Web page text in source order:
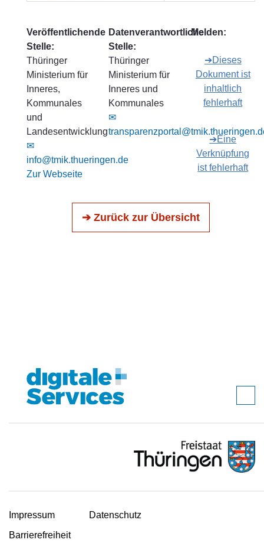
Veröffentlichende
Stelle:
Thüringer
Ministerium für
Inneres,
Kommunales
und
Landesentwicklung
✉
info@tmik.thueringen.de
Zur Webseite
Datenverantwortliche
Stelle:
Thüringer
Ministerium für
Inneres und
Kommunales
✉
Melden:
➔Dieses
Dokument ist
inhaltlich
fehlerhaft
➔Eine
Verknüpfung
ist fehlerhaft
➔ Zurück zur Übersicht
Impressum
Datenschutz
Barrierefreiheit